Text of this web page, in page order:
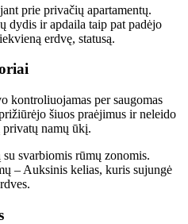
prie privačių apartamentų.
dydis ir apdaila taip pat padėjo
erdvę, statusą.
kontroliuojamas per saugomas
šiuos praėjimus ir neleido
privatų namų ūkį.
svarbiomis rūmų zonomis.
– Auksinis kelias, kuris sujungė